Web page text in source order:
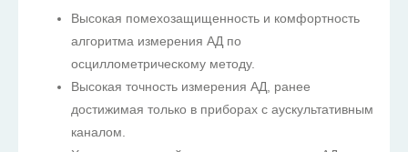
Высокая помехозащищенность и комфортность
алгоритма измерения АД по
осциллометрическому методу.
Высокая точность измерения АД, ранее
достижимая только в приборах с аускультативным
каналом.